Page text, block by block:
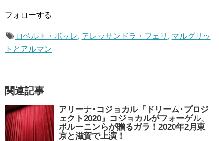
フォローする
ロベルト・ボッレ, アレッサンドラ・フェリ , マルグリッ
トとアルマン
関連記事
アリーナ･コジョカル『ドリーム･プロジ
ェクト2020』コジョカルがフォーゲル、
ポルーニンらが贈るガラ！2020年2月東
京と滋賀で上演！